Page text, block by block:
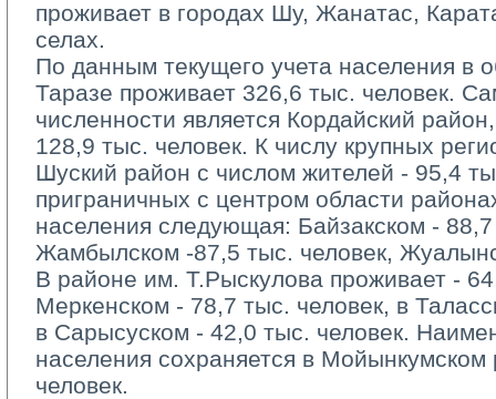
проживает в городах Шу, Жанатас,
селах.
По данным текущего учета населения в
Таразе проживает 326,6 тыс. человек.
численности является Кордайский
128,9 тыс. человек. К числу крупных
Шуский район с числом жителей - 95,4
приграничных с центром области
населения следующая: Байзакском -
Жамбылском -87,5 тыс. человек,
В районе им. Т.Рыскулова проживает -
Меркенском - 78,7 тыс. человек, в
в Сарысуском - 42,0 тыс. человек.
населения сохраняется в
человек.